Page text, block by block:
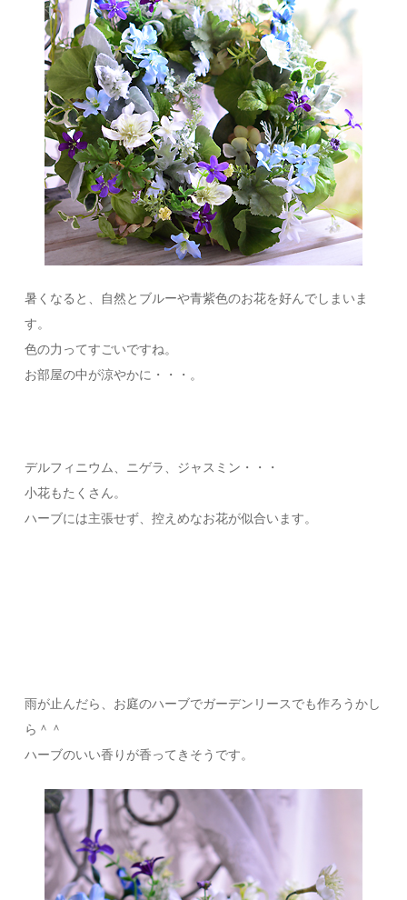
暑くなると、自然とブルーや青紫色のお花を好んでしまいま
す。
色の力ってすごいですね。
お部屋の中が涼やかに・・・。
デルフィニウム、ニゲラ、ジャスミン・・・
小花もたくさん。
ハーブには主張せず、控えめなお花が似合います。
雨が止んだら、お庭のハーブでガーデンリースでも作ろうかし
ら＾＾
ハーブのいい香りが香ってきそうです。